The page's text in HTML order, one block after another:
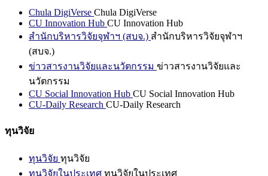
Chula DigiVerse Chula DigiVerse
CU Innovation Hub CU Innovation Hub
สำนักบริหารวิจัยจุฬาฯ (สบจ.) สำนักบริหารวิจัยจุฬาฯ
(สบจ.)
ข่าวสารงานวิจัยและนวัตกรรม ข่าวสารงานวิจัยและ
นวัตกรรม
CU Social Innovation Hub CU Social Innovation Hub
CU-Daily Research CU-Daily Research
ทุนวิจัย
ทุนวิจัย ทุนวิจัย
ทุนวิจัยในประเทศ ทุนวิจัยในประเทศ